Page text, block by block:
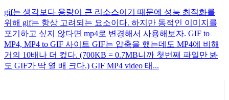
gif는 생각보다 용량이 큰 리소스이기 때문에 성능 최적화를
위해 gif는 항상 고려되는 요소이다. 하지만 동적인 이미지를
포기하고 싶지 않다면 mp4로 변경해서 사용해보자. GIF to
MP4, MP4 to GIF 사이트 GIF는 압축을 했는데도 MP4에 비해
거의 10배나 더 컸다. (700KB = 0.7MB니까 첫번째 파일만 봐
도 GIF가 딱 열 배 크다.) GIF MP4 video 태...